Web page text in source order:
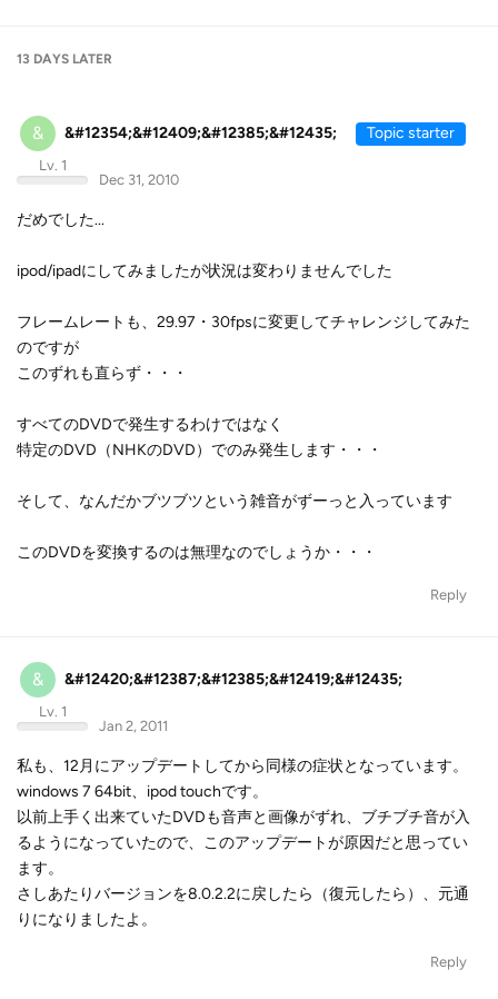
13 DAYS LATER
& &#12354;&#12409;&#12385;&#12435; Topic starter
Lv. 1
Dec 31, 2010
だめでした...
ipod/ipadにしてみましたが状況は変わりませんでした
フレームレートも、29.97・30fpsに変更してチャレンジしてみた
のですが
このずれも直らず・・・
すべてのDVDで発生するわけではなく
特定のDVD（NHKのDVD）でのみ発生します・・・
そして、なんだかブツブツという雑音がずーっと入っています
このDVDを変換するのは無理なのでしょうか・・・
Reply
& &#12420;&#12387;&#12385;&#12419;&#12435;
Lv. 1
Jan 2, 2011
私も、12月にアップデートしてから同様の症状となっています。
windows 7 64bit、ipod touchです。
以前上手く出来ていたDVDも音声と画像がずれ、ブチブチ音が入
るようになっていたので、このアップデートが原因だと思ってい
ます。
さしあたりバージョンを8.0.2.2に戻したら（復元したら）、元通
りになりましたよ。
Reply